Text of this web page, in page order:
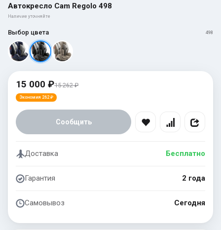
Автокресло Cam Regolo 498
Наличие уточняйте
Выбор цвета 498
15 000 ₽15 262 ₽
Экономия 262 ₽
Сообщить
Доставка Бесплатно
Гарантия 2 года
Самовывоз Сегодня